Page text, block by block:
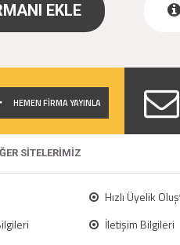
EKLE
HEMEN FİRMA YAYINLA
SİTELERİMİZ
Hızlı Üyelik
İletişim Bilgileri